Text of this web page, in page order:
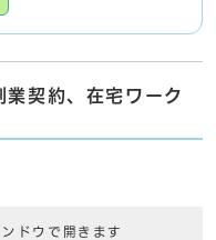
業契約、在宅ワーク
ドウで開きます